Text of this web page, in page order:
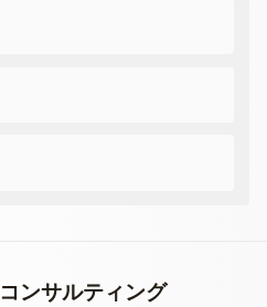
コンサルティング